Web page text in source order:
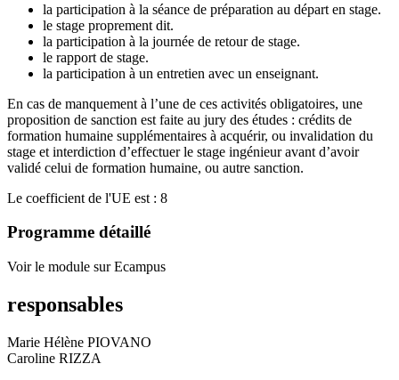
la participation à la séance de préparation au départ en stage.
le stage proprement dit.
la participation à la journée de retour de stage.
le rapport de stage.
la participation à un entretien avec un enseignant.
En cas de manquement à l’une de ces activités obligatoires, une
proposition de sanction est faite au jury des études : crédits de
formation humaine supplémentaires à acquérir, ou invalidation du
stage et interdiction d’effectuer le stage ingénieur avant d’avoir
validé celui de formation humaine, ou autre sanction.
Le coefficient de l'UE est : 8
Programme détaillé
Voir le module sur Ecampus
responsables
Marie Hélène PIOVANO
Caroline RIZZA